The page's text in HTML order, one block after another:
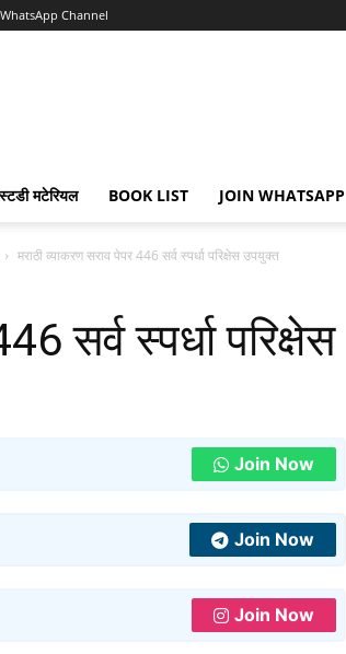
WhatsApp Channel
स्टडी मटेरियल BOOK LIST JOIN WHATSAPP
मराठी व्याकरण सराव पेपर 446 सर्व स्पर्धा परिक्षेस उपयुक्त
सर्व स्पर्धा परिक्षेस
Join Now
Join Now
Join Now